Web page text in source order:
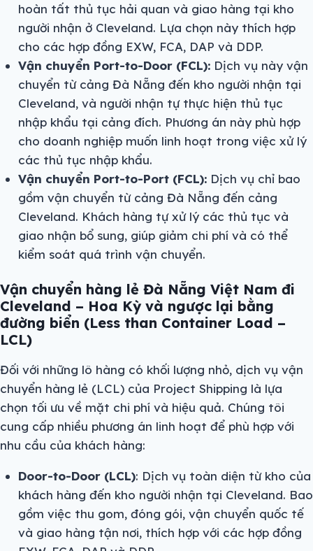
hoàn tất thủ tục hải quan và giao hàng tại kho
người nhận ở Cleveland. Lựa chọn này thích hợp
cho các hợp đồng EXW, FCA, DAP và DDP.
Vận chuyển Port-to-Door (FCL):Dịch vụ này vận
chuyển từ cảng Đà Nẵng đến kho người nhận tại
Cleveland, và người nhận tự thực hiện thủ tục
nhập khẩu tại cảng đích. Phương án này phù hợp
cho doanh nghiệp muốn linh hoạt trong việc xử lý
các thủ tục nhập khẩu.
Vận chuyển Port-to-Port (FCL): Dịch vụ chỉ bao
gồm vận chuyển từ cảng Đà Nẵng đến cảng
Cleveland. Khách hàng tự xử lý các thủ tục và
giao nhận bổ sung, giúp giảm chi phí và có thể
kiểm soát quá trình vận chuyển.
Vận chuyển hàng lẻ Đà Nẵng Việt Nam đi
Cleveland – Hoa Kỳ và ngược lại bằng
đường biển (Less than Container Load –
LCL)
Đối với những lô hàng có khối lượng nhỏ, dịch vụ vận
chuyển hàng lẻ (LCL) của Project Shipping là lựa
chọn tối ưu về mặt chi phí và hiệu quả. Chúng tôi
cung cấp nhiều phương án linh hoạt để phù hợp với
nhu cầu của khách hàng:
Door-to-Door (LCL): Dịch vụ toàn diện từ kho của
khách hàng đến kho người nhận tại Cleveland. Bao
gồm việc thu gom, đóng gói, vận chuyển quốc tế
và giao hàng tận nơi, thích hợp với các hợp đồng